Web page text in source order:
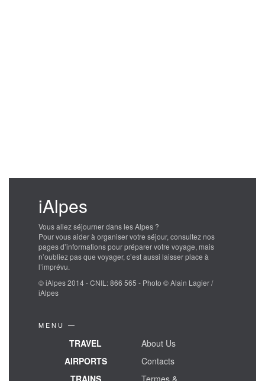
iAlpes
Vous allez séjourner dans les Alpes ?
Pour vous aider à organiser votre séjour, consultez nos
pages d’informations pour préparer votre voyage, mais
n’oubliez pas que voyager, c’est aussi laisser place à
l’imprévu.
© iAlpes 2014 - CNIL: 866 565 - Photo © Alain Lagier /
iAlpes
MENU —
TRAVEL
AIRPORTS
TRAINS
About Us
Contacts
Termes &